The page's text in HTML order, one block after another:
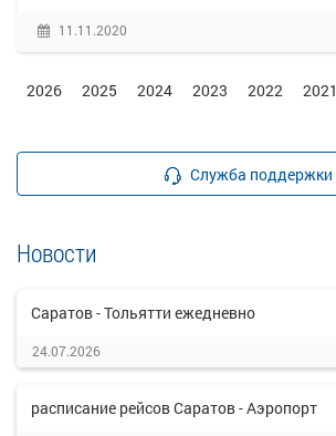
11.11.2020
2026 2025 2024 2023 2022 2021
Служба поддержки
Новости
Саратов - Тольятти ежедневно
24.07.2026
расписание рейсов Саратов - Аэропорт